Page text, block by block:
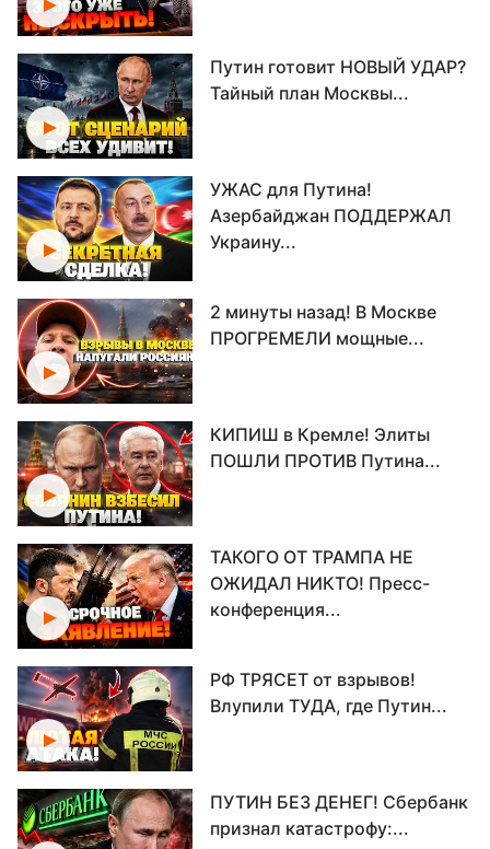
Путин готовит НОВЫЙ УДАР?
Тайный план Москвы...
УЖАС для Путина!
Азербайджан ПОДДЕРЖАЛ
Украину...
2 минуты назад! В Москве
ПРОГРЕМЕЛИ мощные...
КИПИШ в Кремле! Элиты
ПОШЛИ ПРОТИВ Путина...
ТАКОГО ОТ ТРАМПА НЕ
ОЖИДАЛ НИКТО! Пресс-
конференция...
РФ ТРЯСЕТ от взрывов!
Влупили ТУДА, где Путин...
ПУТИН БЕЗ ДЕНЕГ! Сбербанк
признал катастрофу:...